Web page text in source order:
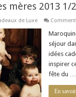
mères 2013 1/2
de Luxe
séjour
idées
inspirer
fête du …
En